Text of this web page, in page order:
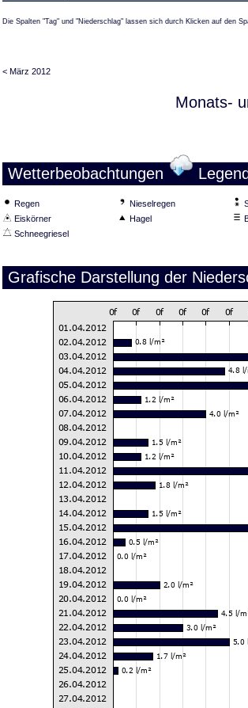
Die Spalten "Tag" und "Niederschlag" lassen sich durch Klicken auf den
< März 2012
Monats-
Wetterbeobachtungen
Regen Nieselregen
Eiskörner
Hagel
Schneegriesel
Grafische Darstellung der